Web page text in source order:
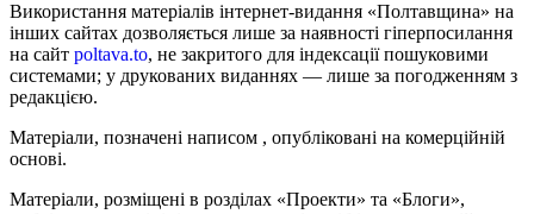
Використання матеріалів інтернет-видання «Полтавщина» на
інших сайтах дозволяється лише за наявності гіперпосилання
на сайт poltava.to, не закритого для індексації пошуковими
системами; у друкованих виданнях — лише за погодженням з
редакцією.
Матеріали, позначені написом , опубліковані на комерційній
основі.
Матеріали, розміщені в розділах «Проекти» та «Блоги»,